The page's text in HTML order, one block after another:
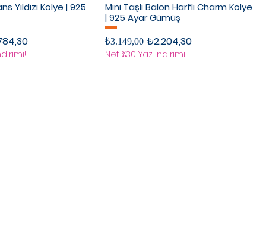
Yıldızı Kolye | 925
Fiyat
Mini Taşlı Balon Harfli Charm Kolye
| 925 Ayar Gümüş
Normal Fiyat
₺3.149,00 İndirimli Fiyat
₺2.204,30
Net %30 Yaz İndirimi!